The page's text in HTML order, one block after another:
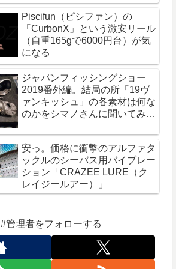
Piscifun（ピシファン）の
「CurbonX」という激安リール
（自重165gで6000円台）が気
になる
ジャパンフィッシングショー
2019番外編。結局の所「19ヴ
ァンキッシュ」の各素材は何な
のかをシマノさんに聞いてみ
安っ。価格に衝撃のアルファタ
ックルのシーバス用バイブレー
ション「CRAZEE LURE（ク
レイジールアー）」
#管理者をフォローする